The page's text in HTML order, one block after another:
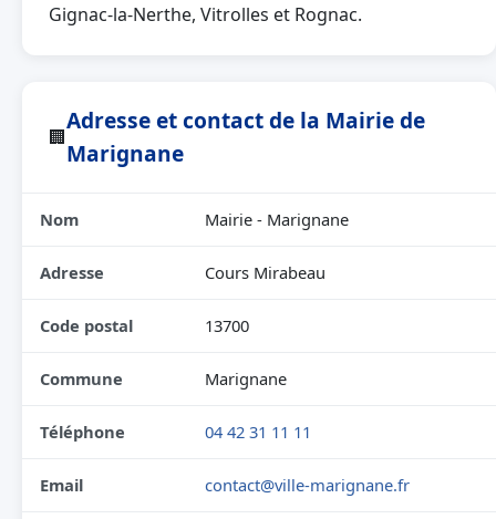
Gignac-la-Nerthe, Vitrolles et Rognac.
🏢
Adresse et contact de la Mairie de
Marignane
Nom Mairie - Marignane
Adresse Cours Mirabeau
Code postal 13700
Commune Marignane
Téléphone 04 42 31 11 11
Email contact@ville-marignane.fr